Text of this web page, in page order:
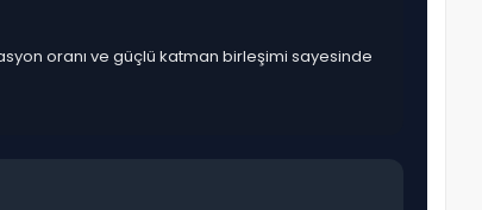
oranı ve güçlü katman birleşimi sayesinde